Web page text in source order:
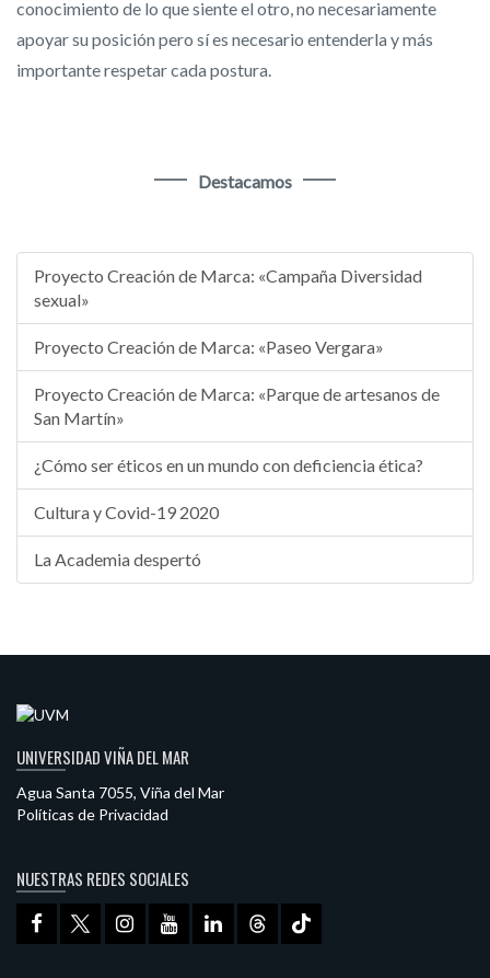
conocimiento de lo que siente el otro, no necesariamente
apoyar su posición pero sí es necesario entenderla y más
importante respetar cada postura.
Destacamos
Proyecto Creación de Marca: «Campaña Diversidad
sexual»
Proyecto Creación de Marca: «Paseo Vergara»
Proyecto Creación de Marca: «Parque de artesanos de
San Martín»
¿Cómo ser éticos en un mundo con deficiencia ética?
Cultura y Covid-19 2020
La Academia despertó
UNIVERSIDAD VIÑA DEL MAR
Agua Santa 7055, Viña del Mar
Políticas de Privacidad
NUESTRAS REDES SOCIALES